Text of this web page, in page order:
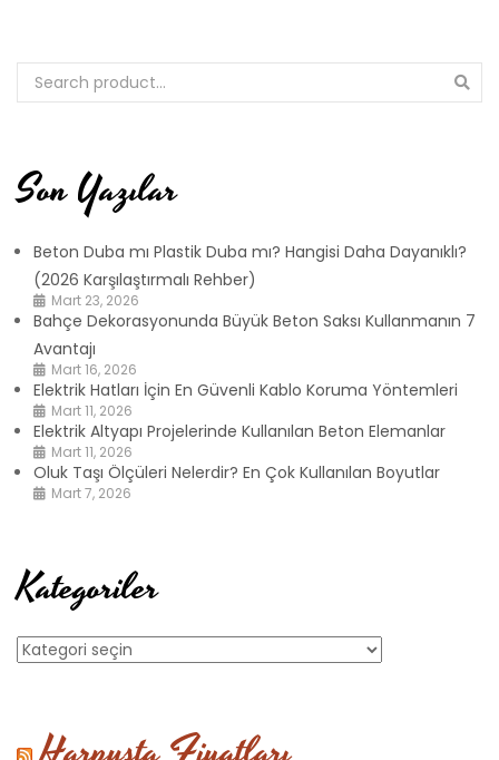
Son Yazılar
Beton Duba mı Plastik Duba mı? Hangisi Daha Dayanıklı?
(2026 Karşılaştırmalı Rehber)
Mart 23, 2026
Bahçe Dekorasyonunda Büyük Beton Saksı Kullanmanın 7
Avantajı
Mart 16, 2026
Elektrik Hatları İçin En Güvenli Kablo Koruma Yöntemleri
Mart 11, 2026
Elektrik Altyapı Projelerinde Kullanılan Beton Elemanlar
Mart 11, 2026
Oluk Taşı Ölçüleri Nelerdir? En Çok Kullanılan Boyutlar
Mart 7, 2026
Kategoriler
Kategoriler